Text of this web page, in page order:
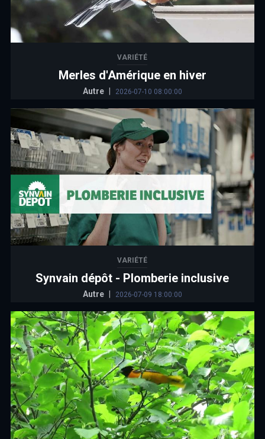
VARIÉTÉ
Merles d'Amérique en hiver
Autre 2026-07-10 08:00:00
VARIÉTÉ
Synvain dépôt - Plomberie inclusive
Autre 2026-07-09 18:00:00